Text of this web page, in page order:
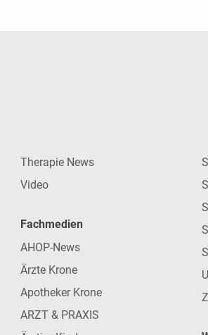
Therapie News
Video
Fachmedien
AHOP-News
Ärzte Krone
Apotheker Krone
ARZT & PRAXIS